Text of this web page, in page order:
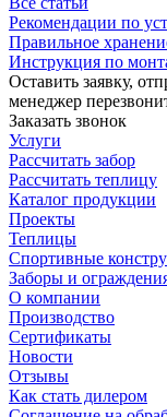
Рекомендации по
Правильное
Инструкция по
Оставить заявку,
менеджер
Заказать звонок
Услуги
Рассчитать забор
Рассчитать теплицу
Каталог продукции
Проекты
Теплицы
Спортивные
Заборы и
О компании
Производство
Сертификаты
Новости
Отзывы
Как стать дилером